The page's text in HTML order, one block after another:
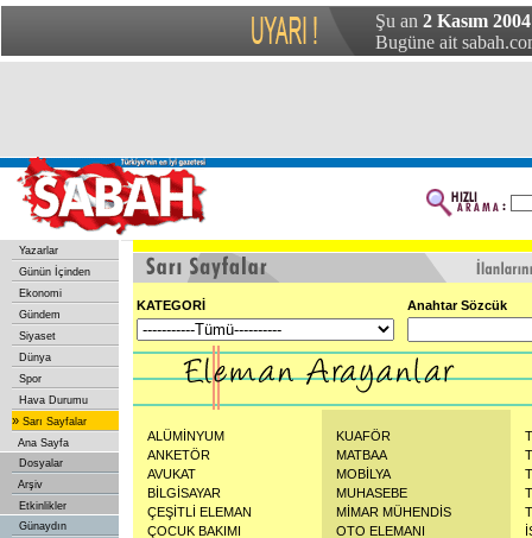
Şu an 2 Kasım
Bugüne ait
Yazarlar
Günün İçinden
Ekonomi
Gündem
Siyaset
Dünya
Spor
Hava Durumu
» Sarı Sayfalar
Ana Sayfa
Dosyalar
Arşiv
Etkinlikler
Günaydın
KATEGORİ Anahtar Sözcük
ALÜMİNYUM
ANKETÖR
AVUKAT
BİLGİSAYAR
ÇEŞİTLİ ELEMAN
ÇOCUK BAKIMI
KUAFÖR
MATBAA
MOBİLYA
MUHASEBE
MİMAR MÜHENDİS
OTO ELEMANI